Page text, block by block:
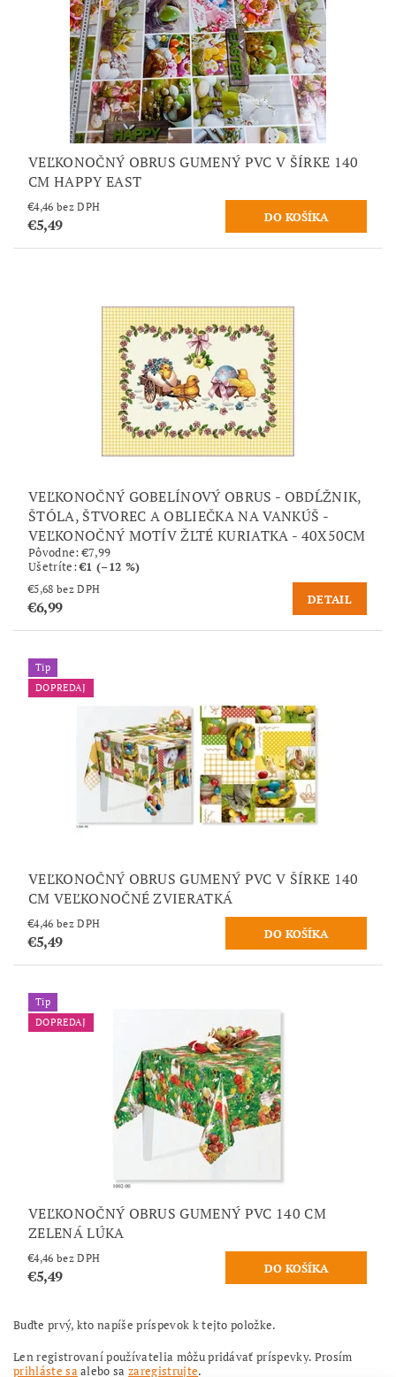
VEĽKONOČNÝ OBRUS GUMENÝ PVC V ŠÍRKE 140
CM HAPPY EAST
€4,46 bez DPH
€5,49
VEĽKONOČNÝ GOBELÍNOVÝ OBRUS - OBDĹŽNIK,
ŠTÓLA, ŠTVOREC A OBLIEČKA NA VANKÚŠ -
VEĽKONOČNÝ MOTÍV ŽLTÉ KURIATKA - 40X50CM
Pôvodne:€7,99
Ušetríte:€1 (–12 %)
€5,68 bez DPH
€6,99 DETAIL
Tip
DOPREDAJ
VEĽKONOČNÝ OBRUS GUMENÝ PVC V ŠÍRKE 140
CM VEĽKONOČNÉ ZVIERATKÁ
€4,46 bez DPH
€5,49
Tip
DOPREDAJ
VEĽKONOČNÝ OBRUS GUMENÝ PVC 140 CM
ZELENÁ LÚKA
€4,46 bez DPH
€5,49
Buďte prvý, kto napíše príspevok k tejto položke.
Len registrovaní používatelia môžu pridávať príspevky. Prosím
prihláste saalebo sazaregistrujte.